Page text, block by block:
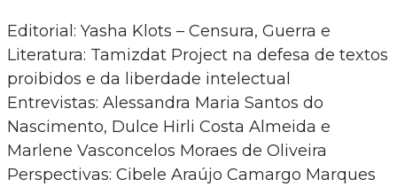
Editorial: Yasha Klots – Censura, Guerra e
Literatura: Tamizdat Project na defesa de textos
proibidos e da liberdade intelectual
Entrevistas: Alessandra Maria Santos do
Nascimento, Dulce Hirli Costa Almeida e
Marlene Vasconcelos Moraes de Oliveira
Perspectivas: Cibele Araújo Camargo Marques